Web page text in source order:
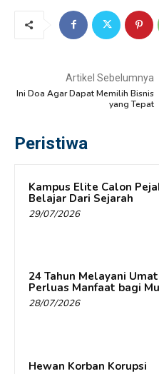
Artikel Sebelumnya
Ini Doa Agar Dapat Memilih Bisnis
yang Tepat
Peristiwa
Kampus Elite Calon
Belajar Dari Sejarah
29/07/2026
24 Tahun Melayani
Perluas Manfaat bagi
28/07/2026
Hewan Korban Korupsi